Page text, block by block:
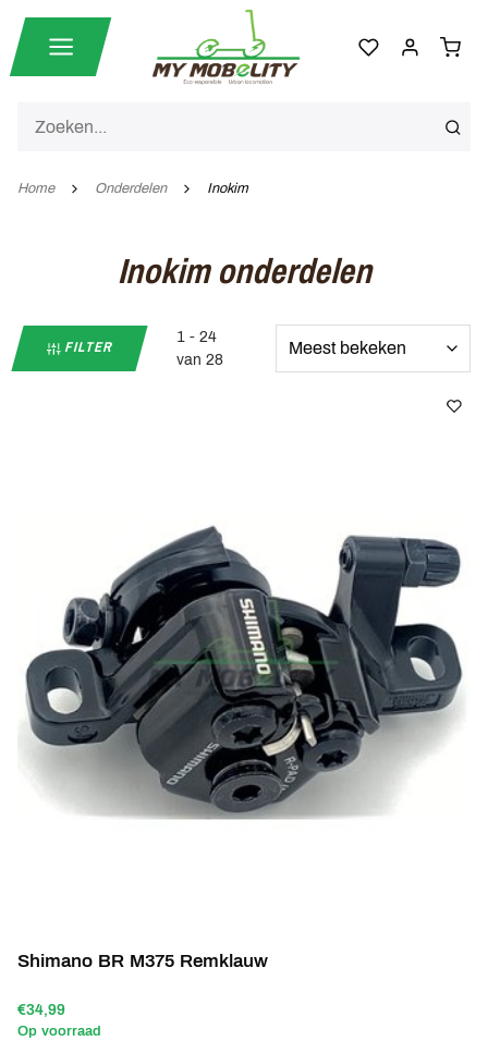
Home Onderdelen Inokim
Inokim onderdelen
FILTER
1 - 24
van 28
Shimano BR M375 Remklauw
€34,99
Op voorraad